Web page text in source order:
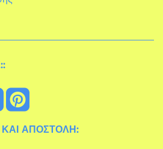
ΑΠΟΣΤΟΛΉ: